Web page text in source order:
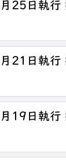
25日執行
21日執行
19日執行